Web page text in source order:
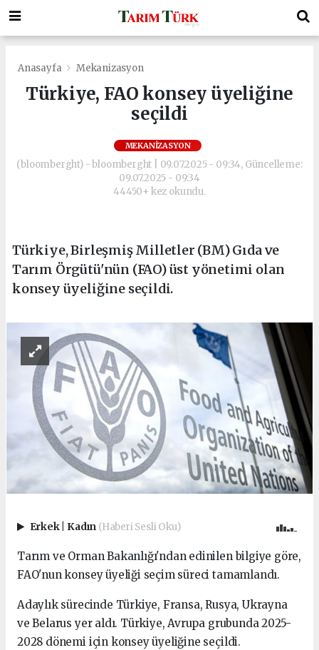
Anasayfa Mekanizasyon
Türkiye, FAO konsey üyeliğine
seçildi
MEKANIZASYON
(bloomberght) - bloomberght | 09.07.2025 - 09:34, Güncelleme:
09.07.2025 - 09:34
44450+ kez okundu.
Türkiye, Birleşmiş Milletler (BM) Gıda ve
Tarım Örgütü'nün (FAO) üst yönetimi olan
konsey üyeliğine seçildi.
Erkek Kadın (Haberi Sesli Oku)
Tarım ve Orman Bakanlığı'ndan edinilen bilgiye göre,
FAO'nun konsey üyeliği seçim süreci tamamlandı.
Adaylık sürecinde Türkiye, Fransa, Rusya, Ukrayna
ve Belarus yer aldı. Türkiye, Avrupa grubunda 2025-
2028 dönemi için konsey üyeliğine seçildi.